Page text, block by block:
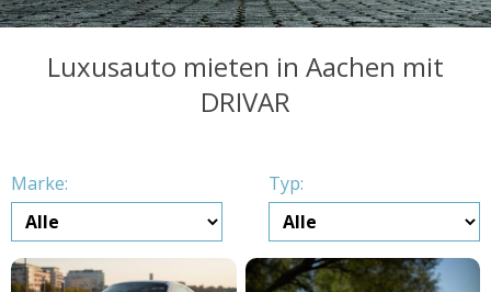
Luxusauto mieten in Aachen mit
DRIVAR
Marke: Typ: